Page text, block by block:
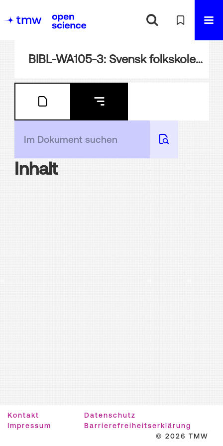
BIBL-WA105-3: Svensk folkskole-materiel / genom kongl. ecklesiastik-departmentet exponerad vid Verldsutställningen I Wien 1873 = Lehrmittel der schwedischen Volksschule durch das königl. Kultusministerium auf der Weltausstellung in Wien 1873 ausgestellt
Inhalt
Kontakt
Datenschutz
Impressum
Barrierefreiheitserklärung
© 2026 TMW